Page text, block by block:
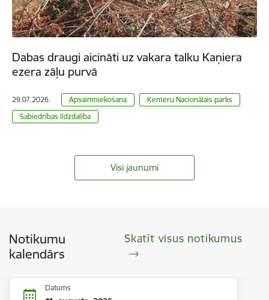
Dabas draugi aicināti uz vakara talku Kaņiera
ezera zāļu purvā
29.07.2026. Apsaimniekošana
Ķemeru Nacionālais parks
Sabiedrības līdzdalība
Visi jaunumi
Notikumu
kalendārs
Skatīt visus notikumus
Datums